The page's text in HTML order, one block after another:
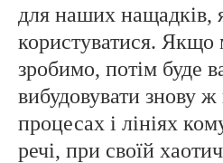
для наших нащадків,
користуватися. Якщо
зробимо, потім буде
вибудовувати знову
процесах і лініях
речі, при своїй